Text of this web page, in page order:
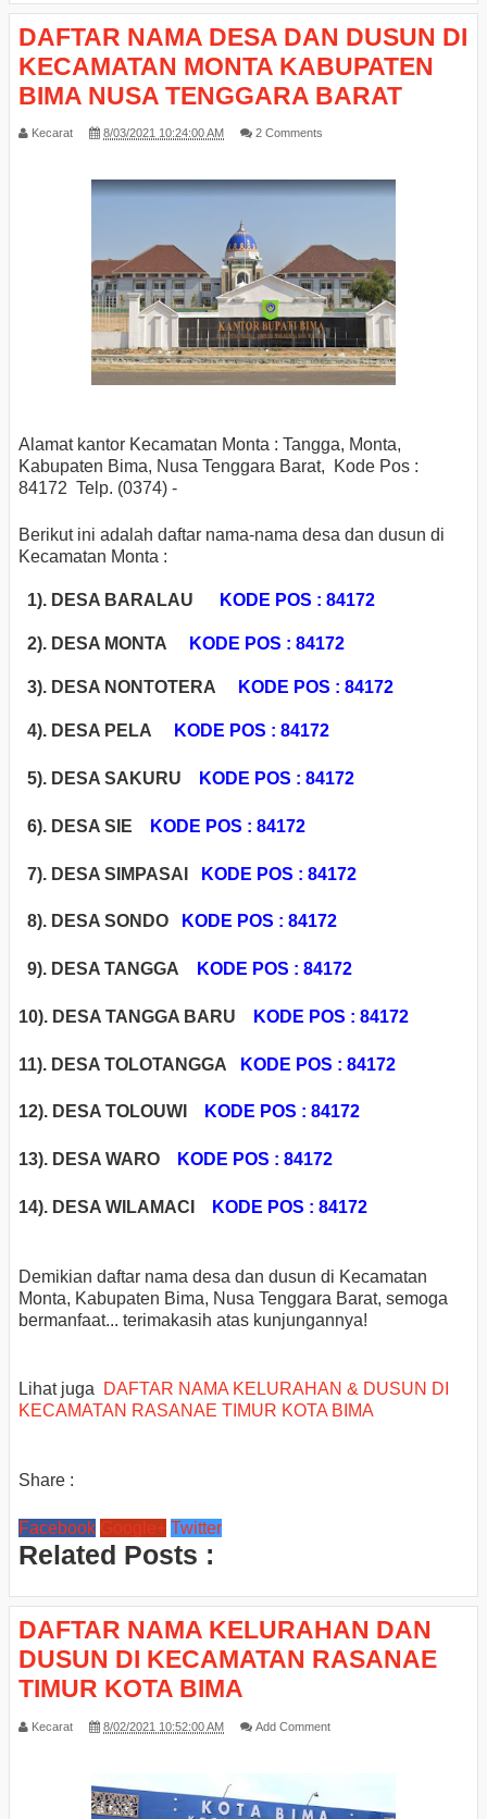
DAFTAR NAMA DESA DAN DUSUN DI
KECAMATAN MONTA KABUPATEN
BIMA NUSA TENGGARA BARAT
Kecarat 8/03/2021 10:24:00 AM 2 Comments
Alamat kantor Kecamatan Monta : Tangga, Monta,
Kabupaten Bima, Nusa Tenggara Barat, Kode Pos :
84172 Telp. (0374) -
Berikut ini adalah daftar nama-nama desa dan dusun di
Kecamatan Monta :
1). DESA BARALAU KODE POS : 84172
2). DESA MONTA KODE POS : 84172
3). DESA NONTOTERA KODE POS : 84172
4). DESA PELA KODE POS : 84172
5). DESA SAKURU KODE POS : 84172
6). DESA SIE KODE POS : 84172
7). DESA SIMPASAI KODE POS : 84172
8). DESA SONDO KODE POS : 84172
9). DESA TANGGA KODE POS : 84172
10). DESA TANGGA BARU KODE POS : 84172
11). DESA TOLOTANGGA KODE POS : 84172
12). DESA TOLOUWI KODE POS : 84172
13). DESA WARO KODE POS : 84172
14). DESA WILAMACI KODE POS : 84172
Demikian daftar nama desa dan dusun di Kecamatan
Monta, Kabupaten Bima, Nusa Tenggara Barat, semoga
bermanfaat... terimakasih atas kunjungannya!
Lihat juga DAFTAR NAMA KELURAHAN & DUSUN DI
KECAMATAN RASANAE TIMUR KOTA BIMA
Share :
Facebook Google+ Twitter
Related Posts :
DAFTAR NAMA KELURAHAN DAN
DUSUN DI KECAMATAN RASANAE
TIMUR KOTA BIMA
Kecarat 8/02/2021 10:52:00 AM Add Comment